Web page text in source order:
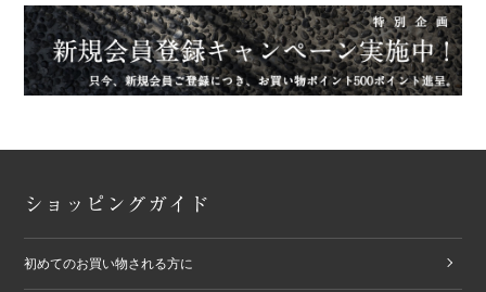
ショッピングガイド
初めてのお買い物される方に